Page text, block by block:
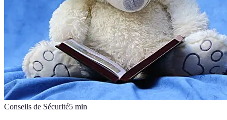
Conseils de Sécurité5 min